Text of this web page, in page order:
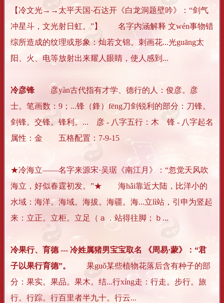
【冷文光→→太平天国·石达开《白龙洞题壁吟》：“剑气
冲星斗，文光射日虹。”】 名字内涵解释 文wén事物错
综所造成的纹理或形象：灿若文锦。刺画花...光guāng太
阳、火、电等放射出来耀人眼睛，使人感到...
冷彦锋 彦yàn古代指有才学、德行的人：俊彦。彦
士。笔画数：9；...锋（鋒）fēng刀剑锐利的部分：刀锋。
剑锋。交锋。锋利。... 彦 - 八字五行：木 锋 - 八字起名
属性：金 五格配置：7-9-15
★冷海立——名字来源宋·吴琚《南江月》：“忽觉天风吹
海立，好似春霆初发。”★ 海hǎi靠近大陆，比洋小的
水域：海洋。海域。海拔。海疆。海...立lì站，引申为竖起
来：立正。立柜。立足（ａ．站得往脚；ｂ...
冷果行、育德 --- 冷姓属猪男宝宝取名 《周易·蒙》：“君
子以果行育德”。
果guǒ某些植物花落后含有种子的部
分：果实。果品。果木。结...行xíng走：行走。步行。旅
行。行踪。行百里者半九十。行云...